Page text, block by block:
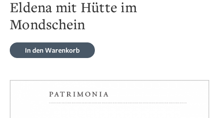
Eldena mit Hütte im
Mondschein
In den Warenkorb